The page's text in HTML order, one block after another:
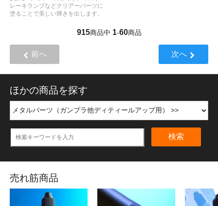
レーキランプなどクリアーパーツに
塗ることで美しい輝きを出します。
915商品中 1-60商品
前へ 次へ
ほかの商品を探す
検索
売れ筋商品